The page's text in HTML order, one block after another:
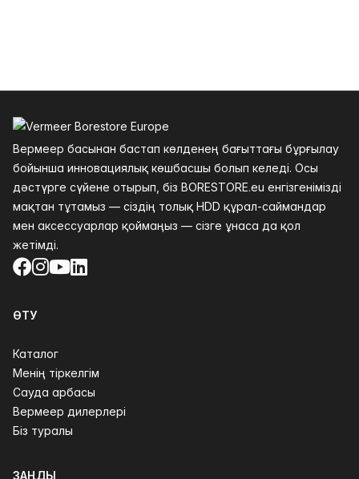
Вермеер басынан бастап көлденең бағыттағы бұрғылау
бойынша инновациялық көшбасшы болып келеді. Осы
дәстүрге сүйене отырып, біз BORESTORE.eu енгізгенімізді
мақтан тұтамыз — сіздің толық HDD құрал-саймандар
мен аксессуарлар қоймаңыз — сізге ұнаса да қол
жетімді.
Facebook
Instagram
YouTube
LinkedIn
ӨТУ
Каталог
Менің тіркелгім
Сауда арбасы
Вермеер дилерлері
Біз туралы
ЗАҢДЫ